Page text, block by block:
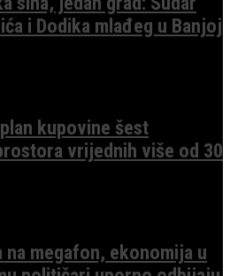
i Dodika mlađeg u Banjoj
kupovine šest
vrijednih više od 30
na megafon, ekonomija u